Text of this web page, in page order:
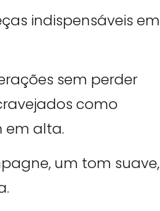
indispensáveis em
sem perder
como
em alta.
um tom suave,